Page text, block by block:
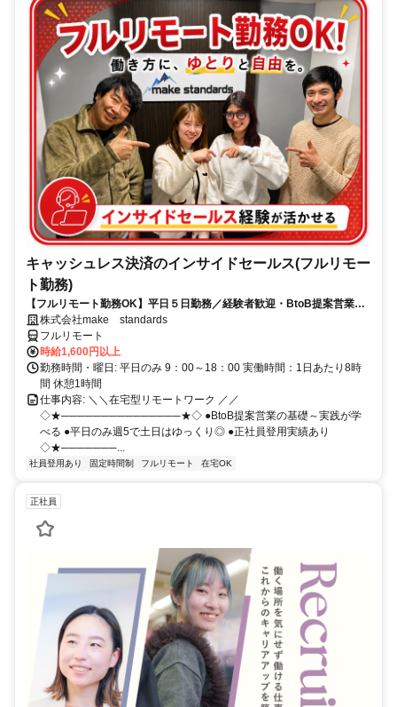
キャッシュレス決済のインサイドセールス(フルリモー
ト勤務)
【フルリモート勤務OK】平日５日勤務／経験者歓迎・BtoB提案営業で
スキルアップ
株式会社make standards
フルリモート
時給1,600円以上
勤務時間・曜日: 平日のみ 9：00～18：00 実働時間：1日あたり8時
間 休憩1時間
仕事内容: ＼＼在宅型リモートワーク ／／
◇★───────────────★◇ ●BtoB提案営業の基礎～実践が学
べる ●平日のみ週5で土日はゆっくり◎ ●正社員登用実績あり
◇★───────...
社員登用あり 固定時間制 フルリモート 在宅OK
正社員